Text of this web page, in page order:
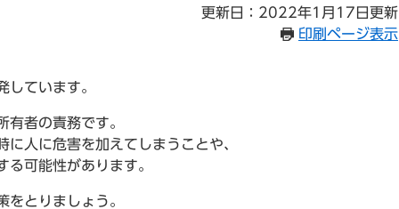
更新日：2022年1月17日更新
印刷ページ表示
しています。
有者の責務です。
人に危害を加えてしまうことや、
可能性があります。
をとりましょう。